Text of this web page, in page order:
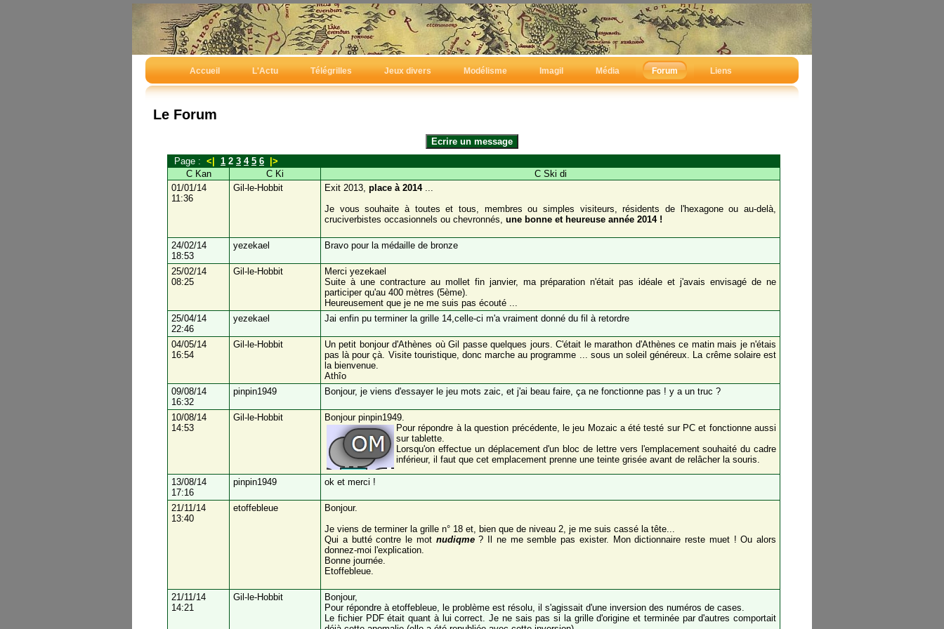
Accueil L'Actu Télégrilles Jeux divers Modélisme Imagil Média Forum Liens
Le Forum
Page : <| 1 2 3 4 5 6
|>
C Kan
C Ki
C Ski di
01/01/14
11:36
Gil-le-Hobbit Exit 2013, place à 2014...
Je vous souhaite à toutes et tous, membres ou simples visiteurs, résidents de l'hexagone ou au-delà,
cruciverbistes occasionnels ou chevronnés, une bonne et heureuse année 2014 !
24/02/14
18:53
yezekael Bravo pour la médaille de bronze
25/02/14
08:25
Gil-le-Hobbit
Merci yezekael
Suite à une contracture au mollet fin janvier, ma préparation n'était pas idéale et j'avais envisagé de ne
participer qu'au 400 mètres (5ème).
Heureusement que je ne me suis pas écouté ...
25/04/14
22:46
yezekael Jai enfin pu terminer la grille 14,celle-ci m'a vraiment donné du fil à retordre
04/05/14
16:54
Gil-le-Hobbit
Un petit bonjour d'Athènes où Gil passe quelques jours. C'était le marathon d'Athènes ce matin mais je n'étais
pas là pour çà. Visite touristique, donc marche au programme ... sous un soleil généreux. La crême solaire est
la bienvenue.
Athîo
09/08/14
16:32
pinpin1949 Bonjour, je viens d'essayer le jeu mots zaic, et j'ai beau faire, ça ne fonctionne pas ! y a un truc ?
10/08/14
14:53
Gil-le-Hobbit
Bonjour pinpin1949.
Pour répondre à la question précédente, le jeu Mozaic a été testé sur PC et fonctionne aussi
sur tablette.
Lorsqu'on effectue un déplacement d'un bloc de lettre vers l'emplacement souhaité du cadre
inférieur, il faut que cet emplacement prenne une teinte grisée avant de relâcher la souris.
13/08/14
17:16
pinpin1949 ok et merci !
21/11/14
13:40
etoffebleue
Bonjour.
Je viens de terminer la grille n° 18 et, bien que de niveau 2, je me suis cassé la tête...
Qui a butté contre le mot nudiqme? Il ne me semble pas exister. Mon dictionnaire reste muet ! Ou alors
donnez-moi l'explication.
Bonne journée.
Etoffebleue.
21/11/14
14:21
Gil-le-Hobbit
Bonjour,
Pour répondre à etoffebleue, le problème est résolu, il s'agissait d'une inversion des numéros de cases.
Le fichier PDF était quant à lui correct. Je ne sais pas si la grille d'origine et terminée par d'autres comportait